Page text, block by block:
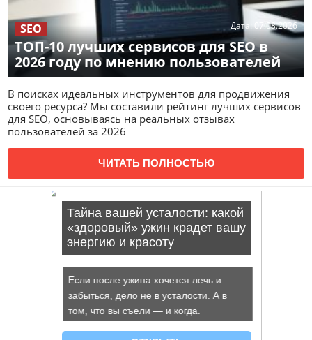
ТОП-10 лучших сервисов для SEO в
2026 году по мнению пользователей
Дата: 07.08.2026
SEO
В поисках идеальных инструментов для продвижения
своего ресурса? Мы составили рейтинг лучших сервисов
для SEO, основываясь на реальных отзывах
пользователей за 2026
ЧИТАТЬ ПОЛНОСТЬЮ